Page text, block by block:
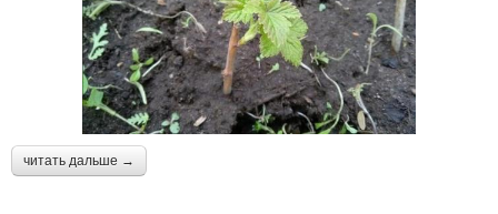
читать дальше →